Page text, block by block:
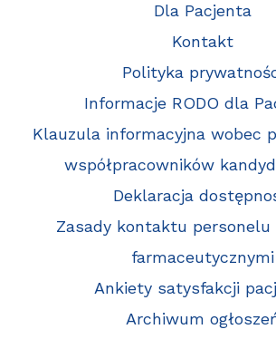
Dla Pacjenta
Kontakt
Polityka
Informacje RODO dla
Klauzula informacyjna wobec
współpracowników
Deklaracja
Zasady kontaktu
farmaceutycznymi
Ankiety satysfakcji
Archiwum